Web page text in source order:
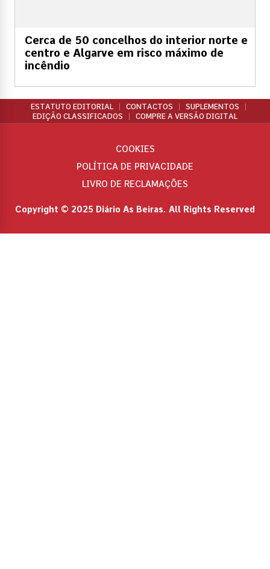
Cerca de 50 concelhos do interior norte e
centro e Algarve em risco máximo de
incêndio
ESTATUTO EDITORIAL CONTACTOS
SUPLEMENTOS
EDIÇÃO CLASSIFICADOS
COMPRE A VERSÃO DIGITAL
Copyright © 2025 Diário As Beiras. All Rights Reserved
COOKIES
POLÍTICA DE PRIVACIDADE
LIVRO DE RECLAMAÇÕES